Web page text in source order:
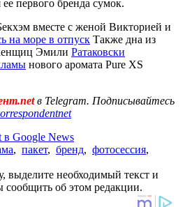
первого бренда сумок.
вместе с женой Викторией и
на море в отпуск Также дна из
Эмили Ратаковски
нового аромата Pure XS
в Telegram. Подписывайтесь
в Google News
, пакет, бренд, фотосессия,
выделите необходимый текст и
об этом редакции.